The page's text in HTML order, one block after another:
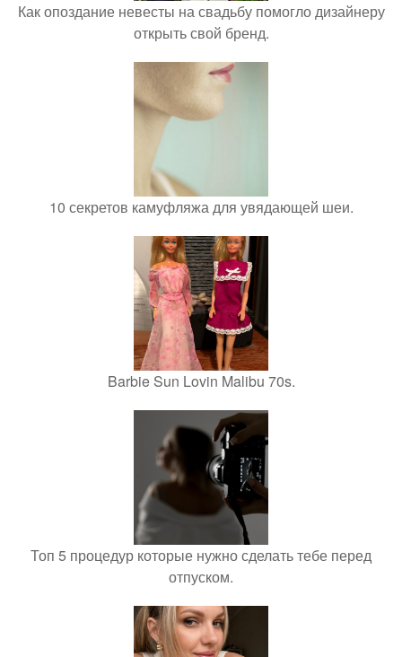
Как опоздание невесты на свадьбу помогло дизайнеру
открыть свой бренд.
10 секретов камуфляжа для увядающей шеи.
Barbie Sun Lovin Malibu 70s.
Топ 5 процедур которые нужно сделать тебе перед
отпуском.